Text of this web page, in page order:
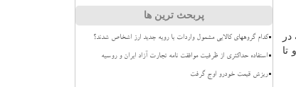
۹.۷ میلیون بشکه در
کرد و تا
پربحث ترین ها
کدام گروههای کالایی مشمول واردات با رویه جدید ارز اشخاص شدند؟
استفاده حداکثری از ظرفیت موافقت نامه تجارت آزاد ایران و روسیه
ریزش قیمت خودرو اوج گرفت